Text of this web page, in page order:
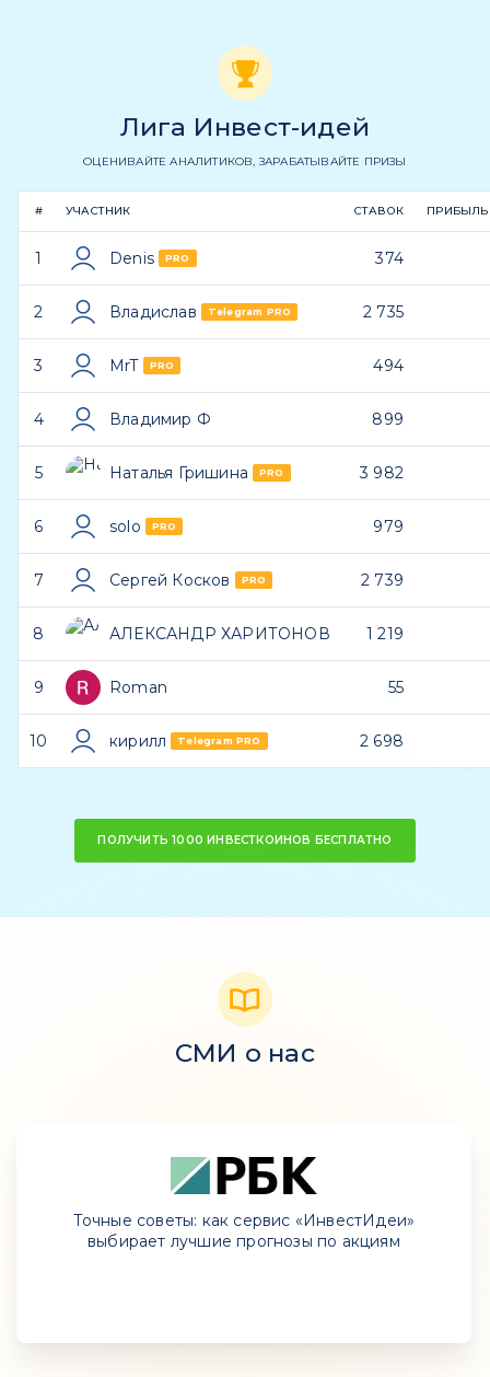
Лига Инвест-идей
ОЦЕНИВАЙТЕ АНАЛИТИКОВ, ЗАРАБАТЫВАЙТЕ ПРИЗЫ
# УЧАСТНИК СТАВОК
1 Denis PRO 374
2 Владислав Telegram PRO 2 735
3 MrT PRO 494
4 Владимир Ф 899
5 Наталья Гришина PRO 3 982
6 solo PRO 979
7 Сергей Косков PRO 2 739
8 АЛЕКСАНДР ХАРИТОНОВ 1 219
9 Roman 55
10 кирилл Telegram PRO 2 698
ПОЛУЧИТЬ 1000 ИНВЕСТКОИНОВ БЕСПЛАТНО
СМИ о нас
Точные советы: как сервис «ИнвестИдеи»
выбирает лучшие прогнозы по акциям